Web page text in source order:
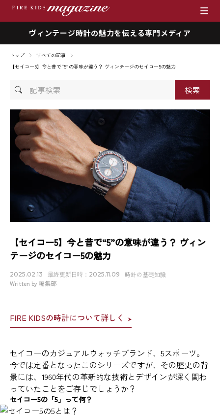
ヴィンテージ時計の魅力を伝える専門メディア
ブランド
商品一覧
時計を売りたい方へ
ファイアーキッズマガジン
店舗情報
私たちの想い
採用情報
トップ
すべての記事
【セイコー5】今と昔で“5”の意味が違う？ ヴィンテージのセイコー5の魅力
記
検
索
【セイコー5】今と昔で“5”の意味が違う？ ヴィン
テージのセイコー5の魅力
2025.02.13 最終更新日時：2025.11.09
時計の基礎知識
Written by 編集部
FIRE KIDSの時計について詳しく
セイコーのカジュアルウォッチブランド、5スポーツ。
今では定番となったこのシリーズですが、その歴史の背
景には、1960年代の革新的な技術とデザインが深く関わ
っていたことをご存じでしょうか？
セイコー5の「5」って何？